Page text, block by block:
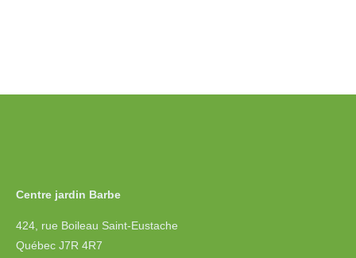
Centre jardin Barbe
424, rue Boileau Saint-Eustache
Québec J7R 4R7